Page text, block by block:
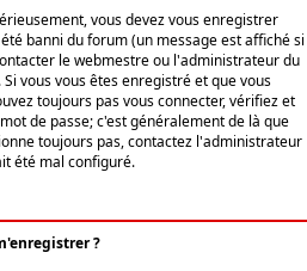
vous devez vous enregistrer
banni du forum (un message est affiché si
le webmestre ou l'administrateur du
vous vous êtes enregistré et que vous
toujours pas vous connecter, vérifiez et
de passe; c'est généralement de là que
toujours pas, contactez l'administrateur
été mal configuré.
?